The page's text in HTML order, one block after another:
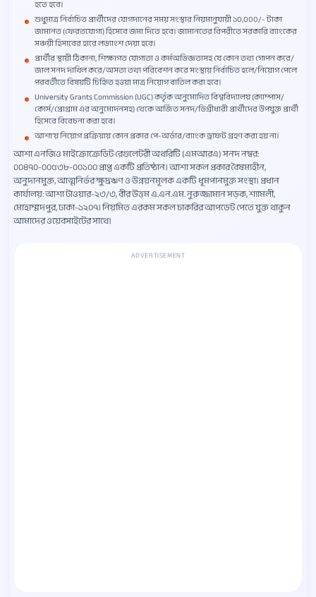
হতে হবে।
শুধুমাত্র নির্বাচিত প্রার্থীদের যোগদানের সময় সংস্থার নিয়মানুযায়ী ১০,০০০/- টাকা
জামানত (ফেরতযোগ্য) হিসেবে জমা দিতে হবে। জামানতের বিপরীতে সরকারি ব্যাংকের
সঞ্চয়ী হিসাবের হারে লভ্যাংশ দেয়া হবে।
প্রার্থীর স্থায়ী ঠিকানা, শিক্ষাগত যোগ্যতা ও কর্মঅভিজ্ঞতাসহ যে কোন তথ্য গোপন করে/
জাল সনদ দাখিল করে/অসত্য তথ্য পরিবেশন করে সংস্থায় নির্বাচিত হলে/নিয়োগ পেলে
পরবর্তীতে বিষয়টি চিহ্নিত হওয়া মাত্র নিয়োগ বাতিল করা হবে।
University Grants Commission (UGC) কর্তৃক অনুমোদিত বিশ্ববিদ্যালয় (ক্যাম্পাস/
কোর্স/প্রোগ্রাম এর অনুমোদনসহ) থেকে অর্জিত সনদ/ডিগ্রীধারী প্রার্থীদের উপযুক্ত প্রার্থী
হিসেবে বিবেচনা করা হবে।
আশা’য় নিয়োগ প্রক্রিয়ায় কোন প্রকার পে-অর্ডার/ব্যাংক ড্রাফট গ্রহণ করা হয় না।
আশা এনজিও মাইক্রোক্রেডিট রেগুলেটরী অথরিটি (এমআরএ) সনদ নম্বর:
০০৪৭০-০০৫৩৮-০০১০০ প্রাপ্ত একটি প্রতিষ্ঠান। আশা সকল প্রকার বৈষম্যহীন,
অনুদানমুক্ত, আত্মনির্ভর ক্ষুদ্রঋণ ও উন্নয়নমূলক একটি ধূমপানমুক্ত সংস্থা। প্রধান
কার্যালয়: আশা টাওয়ার-২৩/৩, বীর উত্তম এ.এন.এম. নুরুজ্জামান সড়ক, শ্যামলী,
মোহাম্মদপুর, ঢাকা-১২০৭। নিয়মিত এরকম সকল চাকরির আপডেট পেতে যুক্ত থাকুন
আমাদের ওয়েবসাইটের সাথে।
ADVERTISEMENT